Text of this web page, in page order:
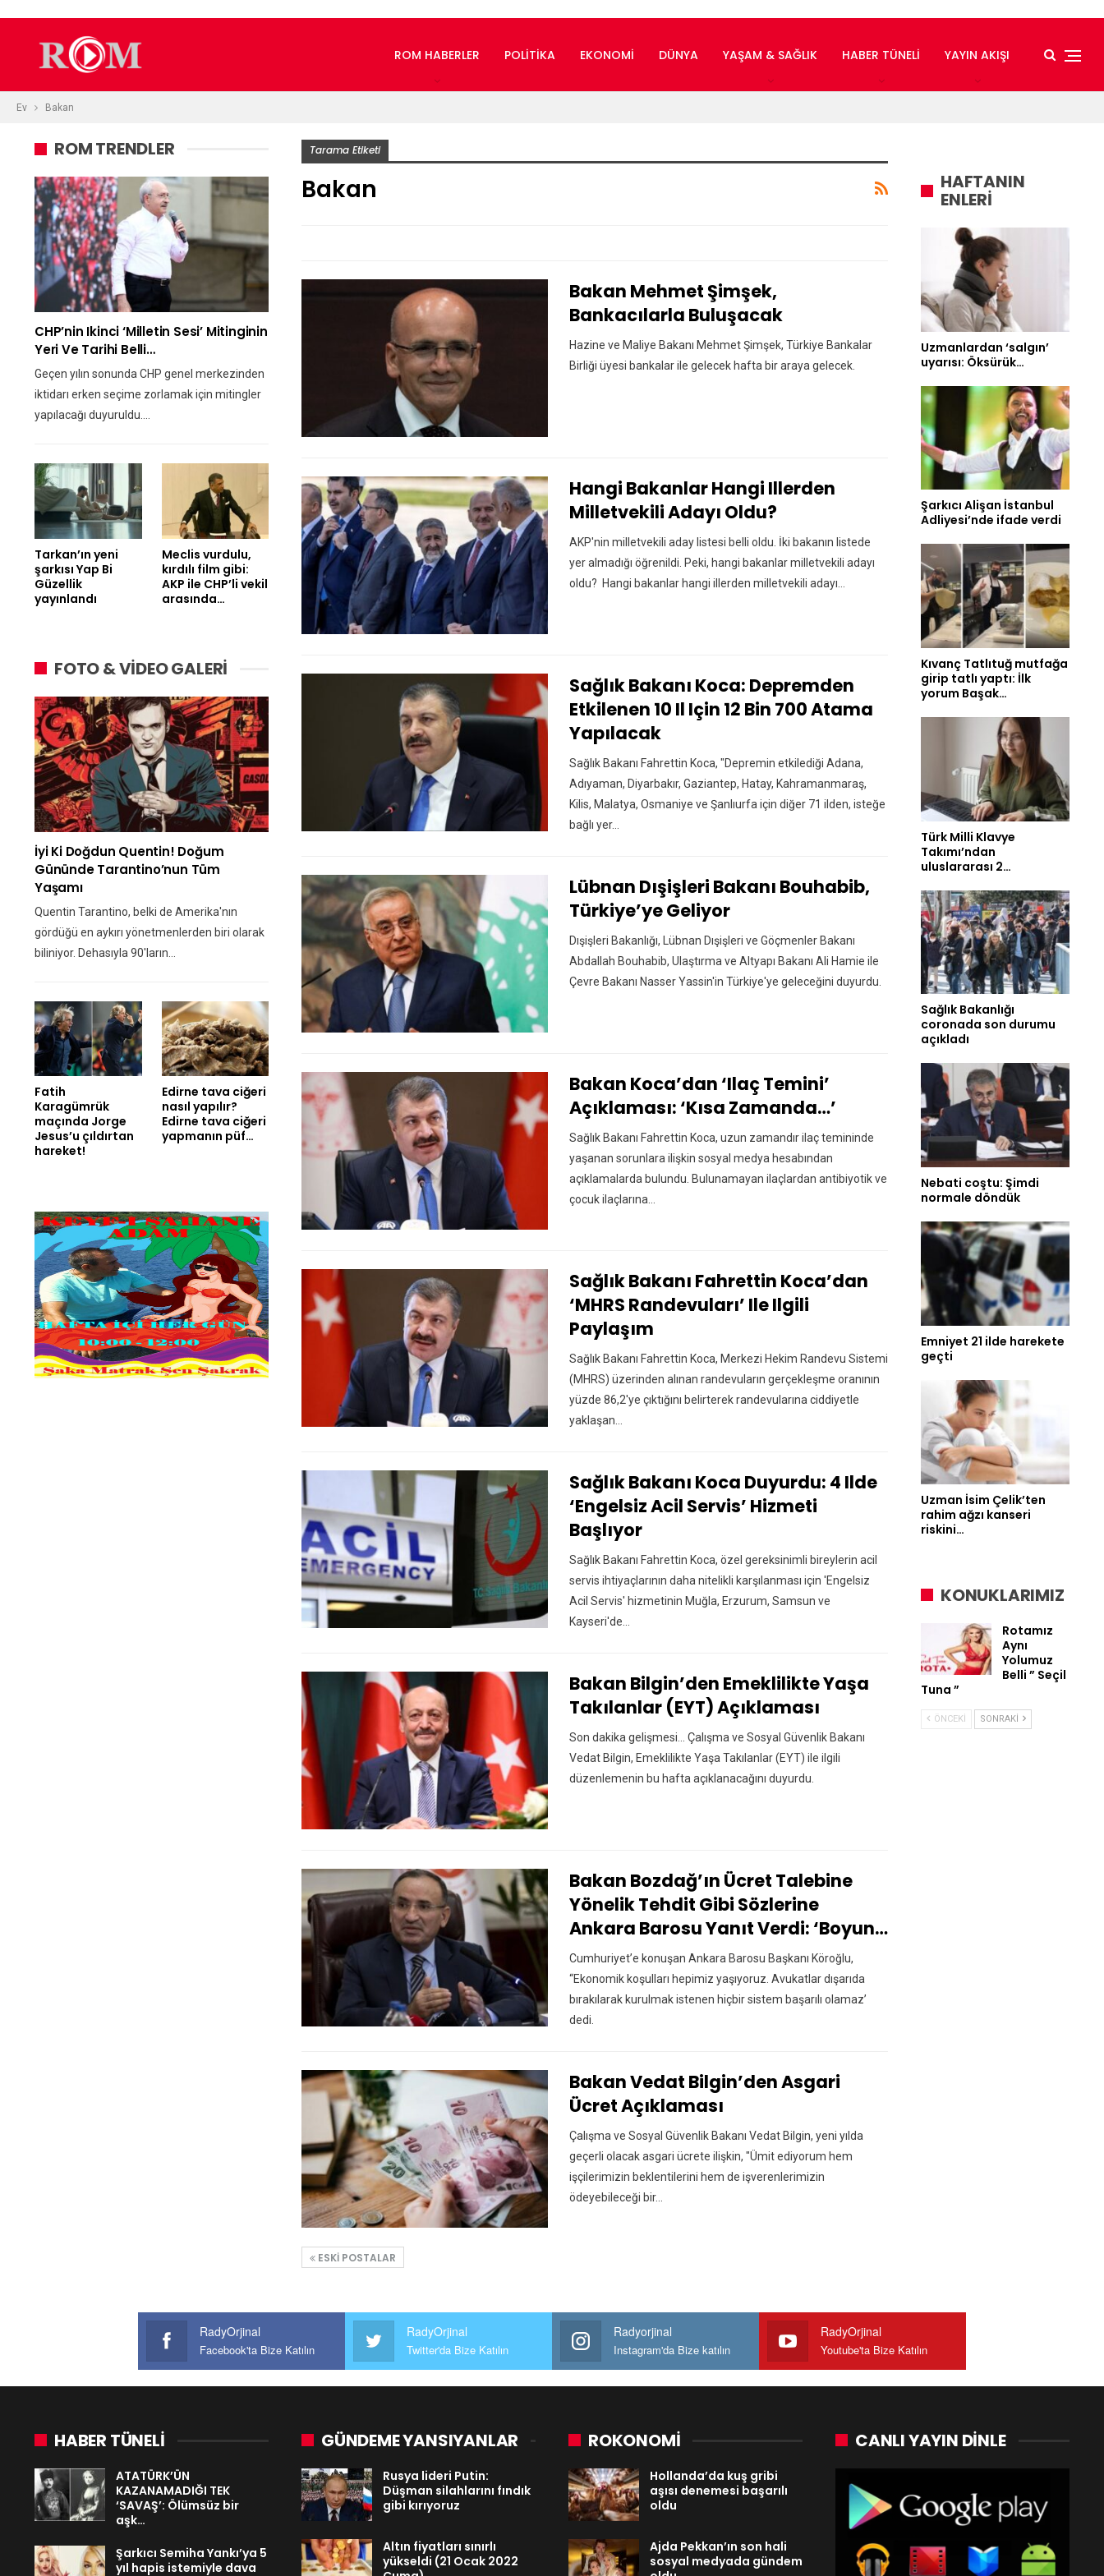
ROM HABERLER POLITIKA EKONOMI DÜNYA YAŞAM & SAĞLIK HABER TÜNELI YAYIN AKIŞI
Ev Bakan
Tarama Etiketi
Bakan
Bakan Mehmet Şimşek,
Bankacılarla Buluşacak
Hazine ve Maliye Bakanı Mehmet Şimşek, Türkiye Bankalar
Birliği üyesi bankalar ile gelecek hafta bir araya gelecek.
Hangi Bakanlar Hangi Illerden
Milletvekili Adayı Oldu?
AKP'nin milletvekili aday listesi belli oldu. İki bakanın listede
yer almadığı öğrenildi. Peki, hangi bakanlar milletvekili adayı
oldu? Hangi bakanlar hangi illerden milletvekili adayı…
Sağlık Bakanı Koca: Depremden
Etkilenen 10 Il Için 12 Bin 700 Atama
Yapılacak
Sağlık Bakanı Fahrettin Koca, "Depremin etkilediği Adana,
Adıyaman, Diyarbakır, Gaziantep, Hatay, Kahramanmaraş,
Kilis, Malatya, Osmaniye ve Şanlıurfa için diğer 71 ilden, isteğe
bağlı yer…
Lübnan Dışişleri Bakanı Bouhabib,
Türkiye’ye Geliyor
Dışişleri Bakanlığı, Lübnan Dışişleri ve Göçmenler Bakanı
Abdallah Bouhabib, Ulaştırma ve Altyapı Bakanı Ali Hamie ile
Çevre Bakanı Nasser Yassin'in Türkiye'ye geleceğini duyurdu.
Bakan Koca’dan ‘ilaç Temini’
Açıklaması: ‘Kısa Zamanda…’
Sağlık Bakanı Fahrettin Koca, uzun zamandır ilaç temininde
yaşanan sorunlara ilişkin sosyal medya hesabından
açıklamalarda bulundu. Bulunamayan ilaçlardan antibiyotik ve
çocuk ilaçlarına…
Sağlık Bakanı Fahrettin Koca’dan
‘MHRS Randevuları’ Ile Ilgili
Paylaşım
Sağlık Bakanı Fahrettin Koca, Merkezi Hekim Randevu Sistemi
(MHRS) üzerinden alınan randevuların gerçekleşme oranının
yüzde 86,2'ye çıktığını belirterek randevularına ciddiyetle
yaklaşan…
Sağlık Bakanı Koca Duyurdu: 4 Ilde
‘Engelsiz Acil Servis’ Hizmeti
Başlıyor
Sağlık Bakanı Fahrettin Koca, özel gereksinimli bireylerin acil
servis ihtiyaçlarının daha nitelikli karşılanması için 'Engelsiz
Acil Servis' hizmetinin Muğla, Erzurum, Samsun ve
Kayseri'de…
Bakan Bilgin’den Emeklilikte Yaşa
Takılanlar (EYT) Açıklaması
Son dakika gelişmesi... Çalışma ve Sosyal Güvenlik Bakanı
Vedat Bilgin, Emeklilikte Yaşa Takılanlar (EYT) ile ilgili
düzenlemenin bu hafta açıklanacağını duyurdu.
Bakan Bozdağ’ın Ücret Talebine
Yönelik Tehdit Gibi Sözlerine
Ankara Barosu Yanıt Verdi: ‘Boyun…
Cumhuriyet’e konuşan Ankara Barosu Başkanı Köroğlu,
“Ekonomik koşulları hepimiz yaşıyoruz. Avukatlar dışarıda
bırakılarak kurulmak istenen hiçbir sistem başarılı olamaz’
dedi.
Bakan Vedat Bilgin’den Asgari
Ücret Açıklaması
Çalışma ve Sosyal Güvenlik Bakanı Vedat Bilgin, yeni yılda
geçerli olacak asgari ücrete ilişkin, "Ümit ediyorum hem
işçilerimizin beklentilerini hem de işverenlerimizin
ödeyebileceği bir…
ESKI POSTALAR
ROM TRENDLER
CHP’nin Ikinci ‘Milletin Sesi’ Mitinginin
Yeri Ve Tarihi Belli…
Geçen yılın sonunda CHP genel merkezinden
iktidarı erken seçime zorlamak için mitingler
yapılacağı duyuruldu.…
Tarkan’ın yeni
şarkısı Yap Bi
Güzellik
yayınlandı
Meclis vurdulu,
kırdılı film gibi:
AKP ile CHP’li vekil
arasında…
FOTO & VİDEO GALERİ
İyi Ki Doğdun Quentin! Doğum
Gününde Tarantino’nun Tüm
Yaşamı
Quentin Tarantino, belki de Amerika'nın
gördüğü en aykırı yönetmenlerden biri olarak
biliniyor. Dehasıyla 90'ların…
Fatih
Karagümrük
maçında Jorge
Jesus’u çıldırtan
hareket!
Edirne tava ciğeri
nasıl yapılır?
Edirne tava ciğeri
yapmanın püf…
HAFTANIN
ENLERİ
Uzmanlardan ‘salgın’
uyarısı: Öksürük…
Şarkıcı Alişan İstanbul
Adliyesi’nde ifade verdi
Kıvanç Tatlıtuğ mutfağa
girip tatlı yaptı: İlk
yorum Başak…
Türk Milli Klavye
Takımı’ndan
uluslararası 2…
Sağlık Bakanlığı
coronada son durumu
açıkladı
Nebati coştu: Şimdi
normale döndük
Emniyet 21 ilde harekete
geçti
Uzman İsim Çelik’ten
rahim ağzı kanseri
riskini…
KONUKLARIMIZ
Rotamız
Aynı
Yolumuz
Belli ” Seçil
Tuna ”
ÖNCEKI SONRAKI
RadyOrjinal
Facebook'ta Bize Katılın
RadyOrjinal
Twitter'da Bize Katılın
Radyorjinal
Instagram'da Bize katılın
RadyOrjinal
Youtube'ta Bize Katılın
HABER TÜNELİ
ATATÜRK’ÜN
KAZANAMADIĞI TEK
‘SAVAŞ’: Ölümsüz bir
aşk…
Şarkıcı Semiha Yankı’ya 5
yıl hapis istemiyle dava
GÜNDEME YANSIYANLAR
Rusya lideri Putin:
Düşman silahlarını fındık
gibi kırıyoruz
Altın fiyatları sınırlı
yükseldi (21 Ocak 2022
ROKONOMİ
Hollanda’da kuş gribi
aşısı denemesi başarılı
oldu
Ajda Pekkan’ın son hali
sosyal medyada gündem
CANLI YAYIN DINLE